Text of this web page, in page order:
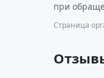
при
Страница